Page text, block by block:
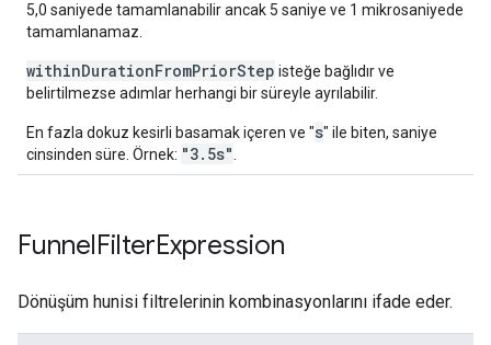
5,0 saniyede tamamlanabilir ancak 5 saniye ve 1 mikrosaniyede
tamamlanamaz.
withinDurationFromPriorStep isteğe bağlıdır ve
belirtilmezse adımlar herhangi bir süreyle ayrılabilir.
En fazla dokuz kesirli basamak içeren ve "s" ile biten, saniye
cinsinden süre. Örnek: "3.5s"
FunnelFilterExpression
Dönüşüm hunisi filtrelerinin kombinasyonlarını ifade eder.